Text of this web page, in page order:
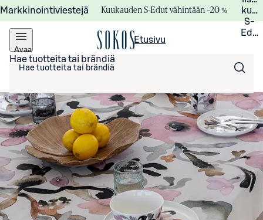
Markkinointiviestejä Kuukauden S-Edut vähintään –20 %
S-
Avaa
valikko
Etusivu
Hae tuotteita tai brändiä